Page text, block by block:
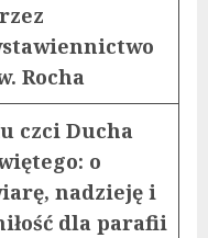
Rocha
czci Ducha
o
nadzieję i
dla parafii